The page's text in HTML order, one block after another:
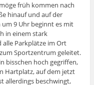
früh kommen nach
hinauf und auf der
9 Uhr beginnt es mit
in einem stark
alle Parkplätze im Ort
Sportzentrum geleitet.
bisschen hoch gegriffen,
Hartplatz, auf dem jetzt
allerdings beschwingt,